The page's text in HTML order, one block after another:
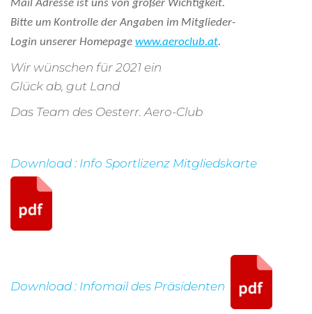
Mail Adresse ist uns von großer Wichtigkeit.
Bitte um Kontrolle der Angaben im Mitglieder-
Login unserer Homepage www.aeroclub.at.
Wir wünschen für 2021 ein
Glück ab, gut Land
Das Team des Oesterr. Aero-Club
Download : Info Sportlizenz Mitgliedskarte
Download : Infomail des Präsidenten